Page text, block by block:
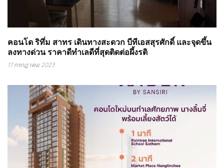
คอนโด ริทึ่ม สาทร เดินทางสะดวก บีทีเอสสุรศักดิ์ และจุดขึ้น
ลงทางด่วน ราคาดีทำเลดีที่สุดติดต่อผึ้งรติ
17 กรกฎาคม 2023